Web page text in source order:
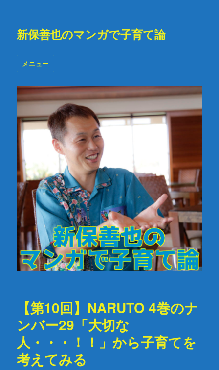
新保善也のマンガで子育て論
メニュー
【第10回】NARUTO 4巻のナ
ンバー29「大切な
人・・・！！」から子育てを
考えてみる